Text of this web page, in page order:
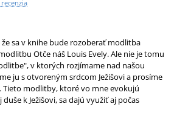
sa v knihe bude rozoberať modlitba
Otče náš Louis Evely. Ale nie je tomu
v ktorých rozjímame nad našou
ju s otvoreným srdcom Ježišovi a prosíme
Tieto modlitby, ktoré vo mne evokujú
k Ježišovi, sa dajú využiť aj počas